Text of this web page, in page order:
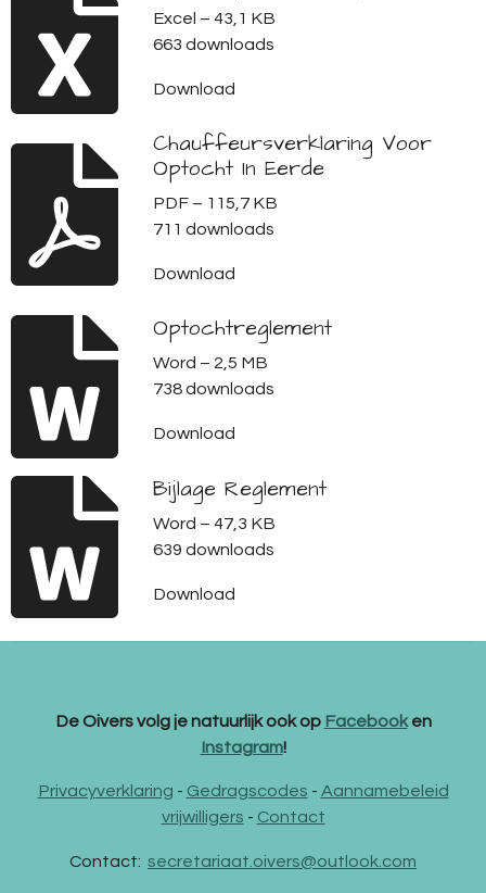
Excel – 43,1 KB
663 downloads
Download
Chauffeursverklaring Voor
Optocht In Eerde
PDF – 115,7 KB
711 downloads
Download
Optochtreglement
Word – 2,5 MB
738 downloads
Download
Bijlage Reglement
Word – 47,3 KB
639 downloads
Download
De Oivers volg je natuurlijk ook op Facebooken
Instagram!
Privacyverklaring - Gedragscodes - Aannamebeleid
vrijwilligers - Contact
Contact: secretariaat.oivers@outlook.com